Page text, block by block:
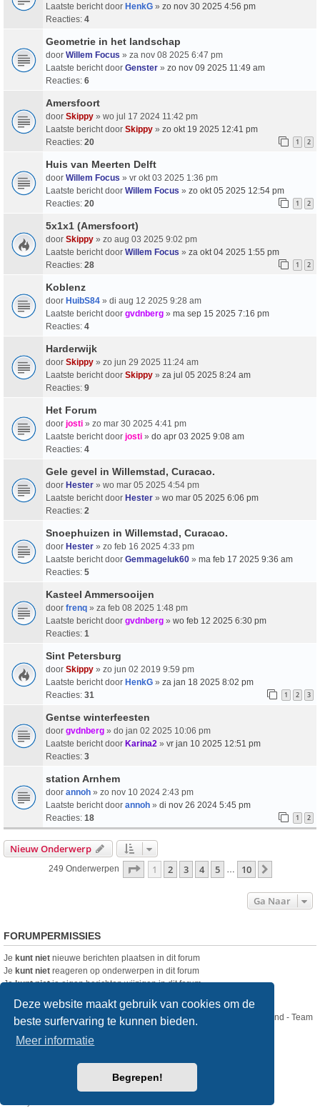
Deze website maakt gebruik van cookies om de
beste surfervaring te kunnen bieden.
Meer informatie
Begrepen!
Laatste bericht door HenkG » zo nov 30 2025 4:56 pm
Reacties: 4
Geometrie in het landschap
door Willem Focus » za nov 08 2025 6:47 pm
Laatste bericht door Genster » zo nov 09 2025 11:49 am
Reacties: 6
Amersfoort
door Skippy » wo jul 17 2024 11:42 pm
Laatste bericht door Skippy » zo okt 19 2025 12:41 pm
Reacties: 20 1 2
Huis van Meerten Delft
door Willem Focus » vr okt 03 2025 1:36 pm
Laatste bericht door Willem Focus » zo okt 05 2025 12:54 pm
Reacties: 20 1 2
5x1x1 (Amersfoort)
door Skippy » zo aug 03 2025 9:02 pm
Laatste bericht door Willem Focus » za okt 04 2025 1:55 pm
Reacties: 28 1 2
Koblenz
door HuibS84 » di aug 12 2025 9:28 am
Laatste bericht door gvdnberg » ma sep 15 2025 7:16 pm
Reacties: 4
Harderwijk
door Skippy » zo jun 29 2025 11:24 am
Laatste bericht door Skippy » za jul 05 2025 8:24 am
Reacties: 9
Het Forum
door josti » zo mar 30 2025 4:41 pm
Laatste bericht door josti » do apr 03 2025 9:08 am
Reacties: 4
Gele gevel in Willemstad, Curacao.
door Hester » wo mar 05 2025 4:54 pm
Laatste bericht door Hester » wo mar 05 2025 6:06 pm
Reacties: 2
Snoephuizen in Willemstad, Curacao.
door Hester » zo feb 16 2025 4:33 pm
Laatste bericht door Gemmageluk60 » ma feb 17 2025 9:36 am
Reacties: 5
Kasteel Ammersooijen
door frenq » za feb 08 2025 1:48 pm
Laatste bericht door gvdnberg » wo feb 12 2025 6:30 pm
Reacties: 1
Sint Petersburg
door Skippy » zo jun 02 2019 9:59 pm
Laatste bericht door HenkG » za jan 18 2025 8:02 pm
Reacties: 31 1 2 3
Gentse winterfeesten
door gvdnberg » do jan 02 2025 10:06 pm
Laatste bericht door Karina2 » vr jan 10 2025 12:51 pm
Reacties: 3
station Arnhem
door annoh » zo nov 10 2024 2:43 pm
Laatste bericht door annoh » di nov 26 2024 5:45 pm
Reacties: 18 1 2
Nieuw Onderwerp
249 Onderwerpen Pagina Van10
1 2 3 4 5 10
Ga Naar
FORUMPERMISSIES
Je kunt niet nieuwe berichten plaatsen in dit forum
Je kunt niet reageren op onderwerpen in dit forum
Jekunt nietje eigen berichten wijzigen in dit forum
Nikon Club Nederland - Team
Forum
Copyright © Nikon Club Nederland 2023
® Forum Software © phpBB Limited
created by INVENTEA & v12mike